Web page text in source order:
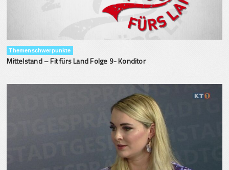
Themenschwerpunkte
Mittelstand – Fit fürs Land Folge 9- Konditor